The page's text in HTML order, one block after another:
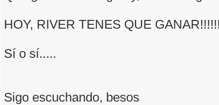
HOY, RIVER TENES QUE
Sí o sí.....
Sigo escuchando, besos